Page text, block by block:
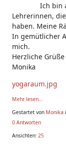
Ich bin
Lehrerinnen,
haben. Meine
In gemütlicher
mich.
Herzliche Grüße
Monika
yogaraum.jpg
Mehr lesen...
Gestartet von Monika
0 Antworten
Ansichten: 25